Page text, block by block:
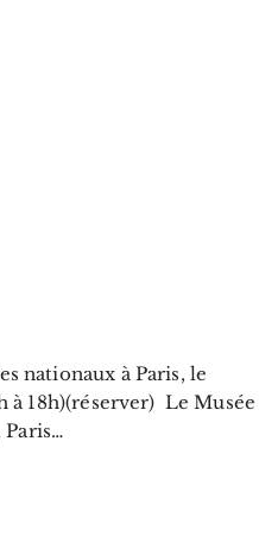
nationaux à Paris, le
à 18h)(réserver) Le Musée
Paris…